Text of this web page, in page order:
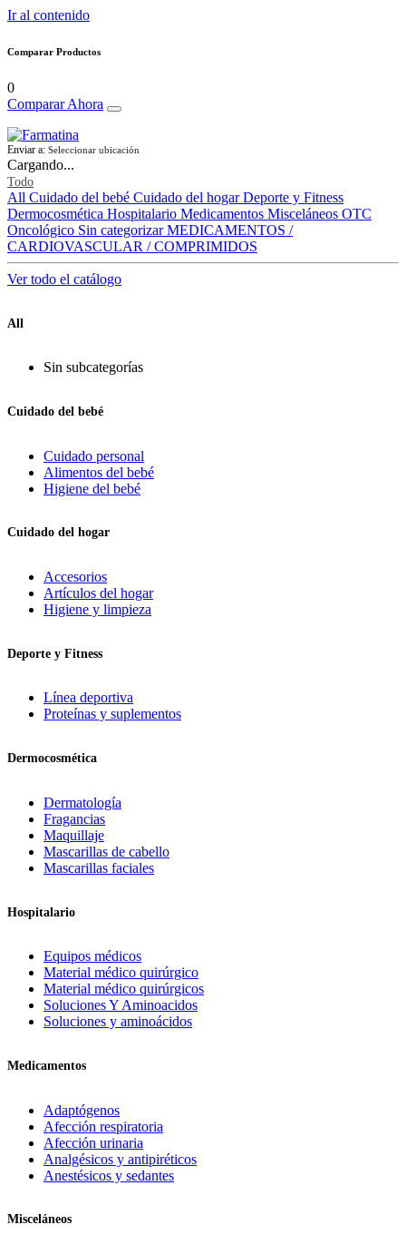
Ir al contenido
Comparar Productos
0
Comparar Ahora
Enviar a: Seleccionar ubicación
Cargando...
Todo
All Cuidado del bebé Cuidado del hogar Deporte y Fitness
Dermocosmética Hospitalario Medicamentos Misceláneos OTC
Oncológico Sin categorizar MEDICAMENTOS /
CARDIOVASCULAR / COMPRIMIDOS
Ver todo el catálogo
All
Sin subcategorías
Cuidado del bebé
Cuidado personal
Alimentos del bebé
Higiene del bebé
Cuidado del hogar
Accesorios
Artículos del hogar
Higiene y limpieza
Deporte y Fitness
Línea deportiva
Proteínas y suplementos
Dermocosmética
Dermatología
Fragancias
Maquillaje
Mascarillas de cabello
Mascarillas faciales
Hospitalario
Equipos médicos
Material médico quirúrgico
Material médico quirúrgicos
Soluciones Y Aminoacidos
Soluciones y aminoácidos
Medicamentos
Adaptógenos
Afección respiratoria
Afección urinaria
Analgésicos y antipiréticos
Anestésicos y sedantes
Misceláneos